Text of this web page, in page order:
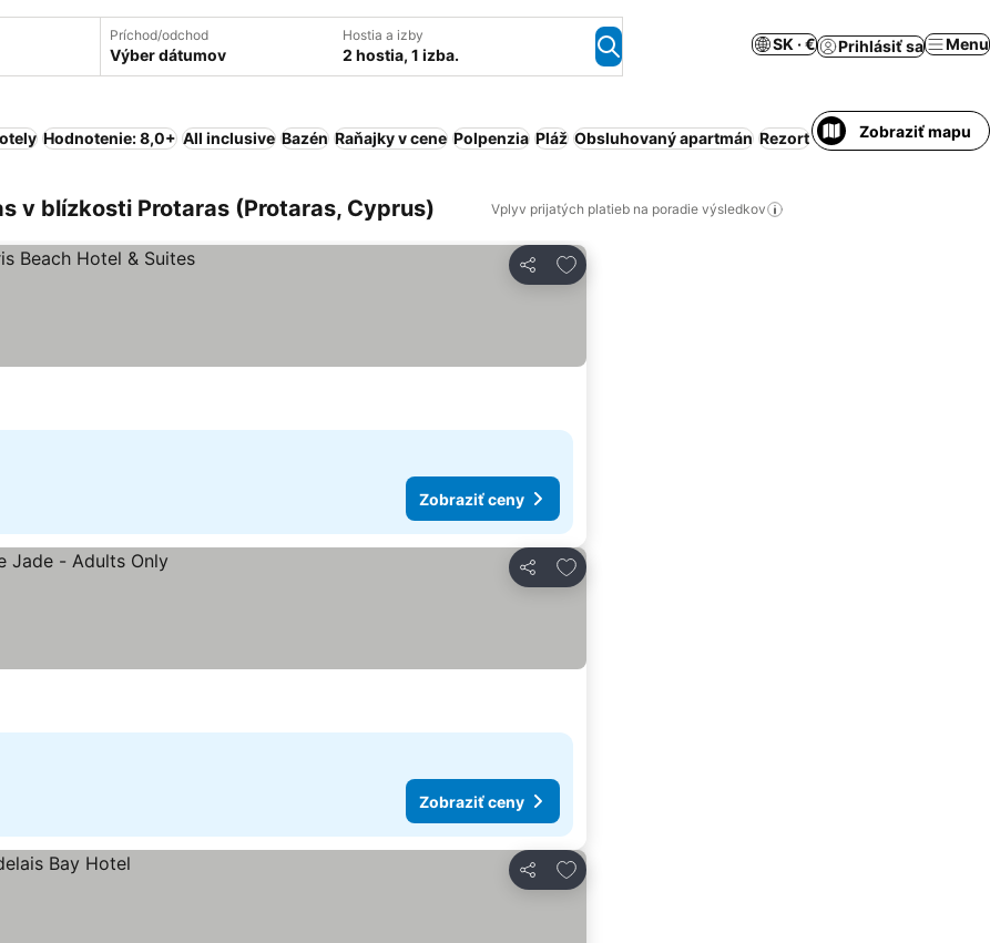
Príchod/odchod
Výber dátumov
Hostia a izby
2 hostia, 1 izba.
SK · € Prihlásiť sa Menu
Hodnotenie: 8,0+ All inclusive Bazén Raňajky v cene Polpenzia Pláž Obsluhovaný apartmán Rezort Celý dom/apartmán
Zobraziť mapu
v blízkosti Protaras (Protaras, Cyprus) Vplyv prijatých platieb na poradie výsledkov
Zdieľať
Pridať do obľúbených
Zobraziť ceny
Zdieľať
Pridať do obľúbených
Zobraziť ceny
Zdieľať
Pridať do obľúbených